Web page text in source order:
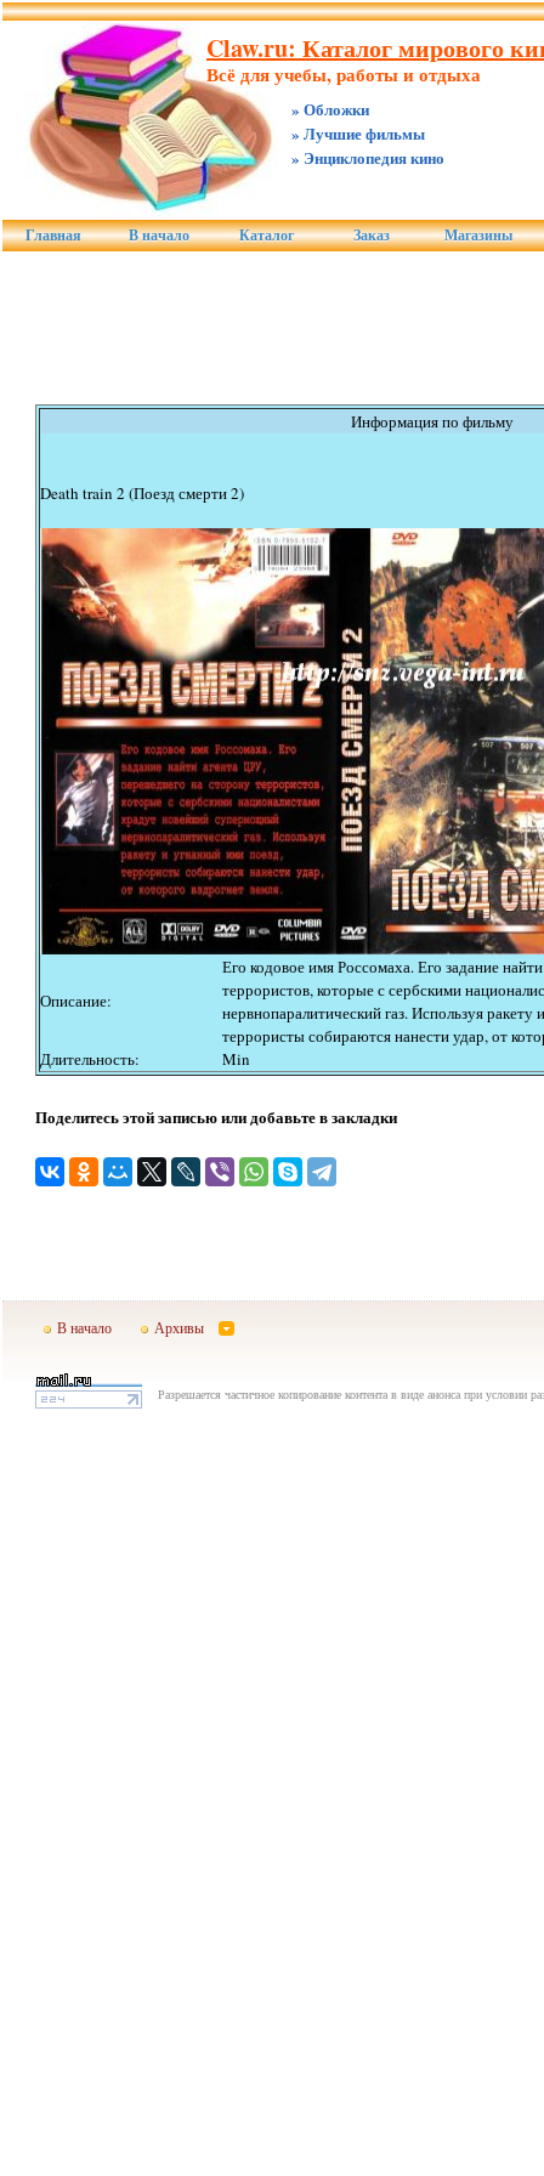
Claw.ru: Каталог мирового
Всё для учебы, работы и отдыха
» Обложки
» Лучшие фильмы
» Энциклопедия кино
Главная В начало Каталог Заказ Магазины
Информация по фильму
Death train 2 (Поезд смерти 2)
Описание:
Его кодовое имя Россомаха. Его задание
террористов, которые с сербскими
нервнопаралитический газ. Используя
террористы собираются нанести удар, от
Длительность:
Min
Поделитесь этой записью или добавьте в закладки
В начало Архивы
Разрешается частичное копирование контента в виде анонса при условии